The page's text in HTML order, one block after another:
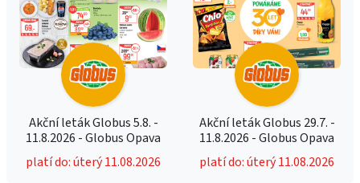
Akční leták Globus 5.8. -
11.8.2026 - Globus Opava
platí do: úterý 11.08.2026
Akční leták Globus 29.7. -
11.8.2026 - Globus Opava
platí do: úterý 11.08.2026